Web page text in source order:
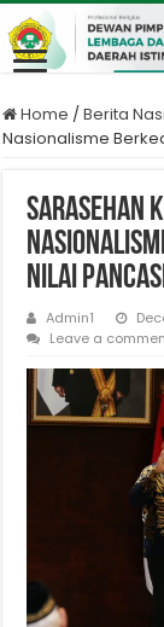
Home /Berita
Nasionalisme
Sarasehan
Nilai
Admin1
Leave a